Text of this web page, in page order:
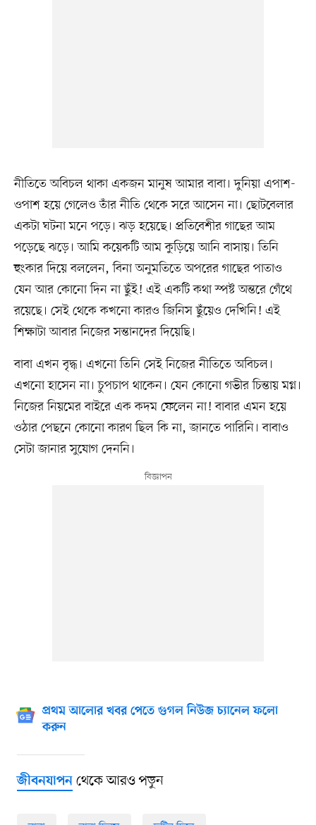
নীতিতে অবিচল থাকা একজন মানুষ আমার বাবা। দুনিয়া এপাশ-
ওপাশ হয়ে গেলেও তাঁর নীতি থেকে সরে আসেন না। ছোটবেলার
একটা ঘটনা মনে পড়ে। ঝড় হয়েছে। প্রতিবেশীর গাছের আম
পড়েছে ঝড়ে। আমি কয়েকটি আম কুড়িয়ে আনি বাসায়। তিনি
হুংকার দিয়ে বললেন, বিনা অনুমতিতে অপরের গাছের পাতাও
যেন আর কোনো দিন না ছুঁই! এই একটি কথা স্পষ্ট অন্তরে গেঁথে
রয়েছে। সেই থেকে কখনো কারও জিনিস ছুঁয়েও দেখিনি! এই
শিক্ষাটা আবার নিজের সন্তানদের দিয়েছি।
বাবা এখন বৃদ্ধ। এখনো তিনি সেই নিজের নীতিতে অবিচল।
এখনো হাসেন না। চুপচাপ থাকেন। যেন কোনো গভীর চিন্তায় মগ্ন।
নিজের নিয়মের বাইরে এক কদম ফেলেন না! বাবার এমন হয়ে
ওঠার পেছনে কোনো কারণ ছিল কি না, জানতে পারিনি। বাবাও
সেটা জানার সুযোগ দেননি।
প্রথম আলোর খবর পেতে গুগল নিউজ চ্যানেল ফলো
করুন
জীবনযাপনথেকে আরও পড়ুন